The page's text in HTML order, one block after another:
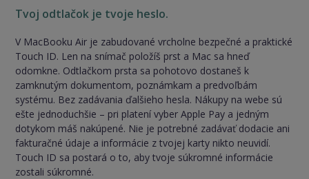
Tvoj odtlačok je tvoje heslo.
V MacBooku Air je zabudované vrcholne bezpečné a praktické
Touch ID. Len na snímač položíš prst a Mac sa hneď
odomkne. Odtlačkom prsta sa pohotovo dostaneš k
zamknutým dokumentom, poznámkam a predvoľbám
systému. Bez zadávania ďalšieho hesla. Nákupy na webe sú
ešte jednoduchšie – pri platení vyber Apple Pay a jedným
dotykom máš nakúpené. Nie je potrebné zadávať dodacie ani
fakturačné údaje a informácie z tvojej karty nikto neuvidí.
Touch ID sa postará o to, aby tvoje súkromné informácie
zostali súkromné.